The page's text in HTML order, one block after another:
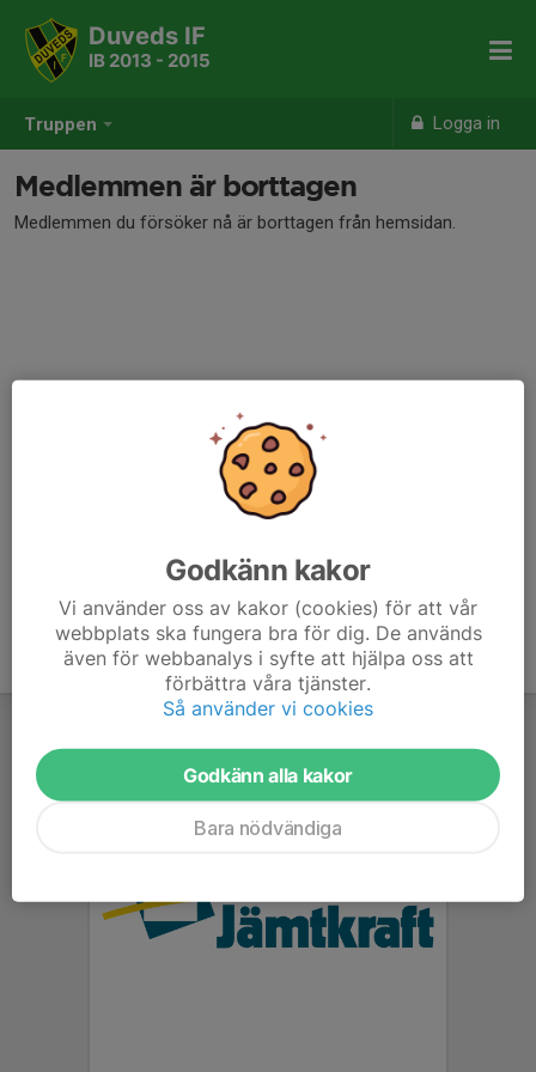
Truppen Logga in
Duveds IF
IB 2013 - 2015
Medlemmen är borttagen
Medlemmen du försöker nå är borttagen från hemsidan.
Godkänn kakor
Vi använder oss av kakor (cookies) för att vår
webbplats ska fungera bra för dig. De används
även för webbanalys i syfte att hjälpa oss att
förbättra våra tjänster.
Så använder vi cookies
Godkänn alla kakor
Bara nödvändiga